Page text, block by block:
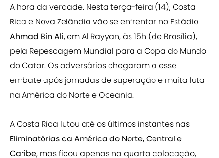
A hora da verdade. Nesta terça-feira (14), Costa
Rica e Nova Zelândia vão se enfrentar no Estádio
Ahmad Bin Ali, em Al Rayyan, às 15h (de Brasília),
pela Repescagem Mundial para a Copa do Mundo
do Catar. Os adversários chegaram a esse
embate após jornadas de superação e muita luta
na América do Norte e Oceania.
A Costa Rica lutou até os últimos instantes nas
Eliminatórias da América do Norte, Central e
Caribe, mas ficou apenas na quarta colocação,